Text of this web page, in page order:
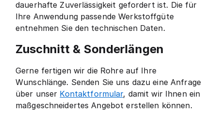
dauerhafte Zuverlässigkeit gefordert ist. Die für
Ihre Anwendung passende Werkstoffgüte
entnehmen Sie den technischen Daten.
Zuschnitt & Sonderlängen
Gerne fertigen wir die Rohre auf Ihre
Wunschlänge. Senden Sie uns dazu eine Anfrage
über unser Kontaktformular, damit wir Ihnen ein
maßgeschneidertes Angebot erstellen können.